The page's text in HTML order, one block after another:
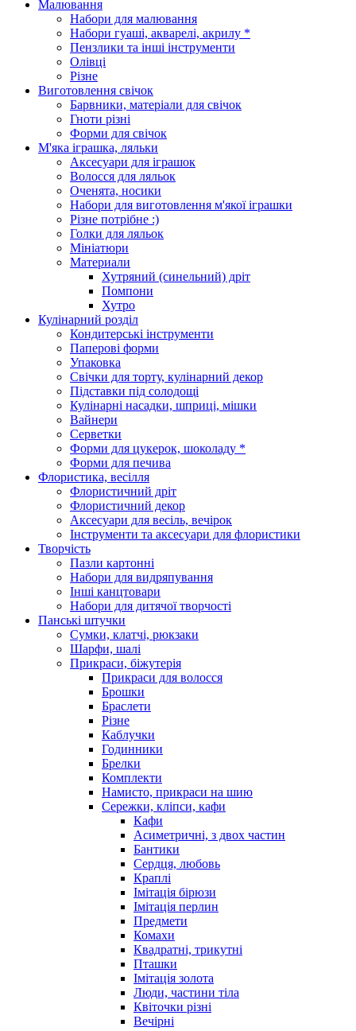
Малювання
Набори для малювання
Набори гуаші, акварелі, акрилу *
Пензлики та інші інструменти
Олівці
Різне
Виготовлення свічок
Барвники, матеріали для свічок
Гноти різні
Форми для свічок
М'яка іграшка, ляльки
Аксесуари для іграшок
Волосся для ляльок
Оченята, носики
Набори для виготовлення м'якої іграшки
Різне потрібне :)
Голки для ляльок
Мініатюри
Материали
Хутряний (синельний) дріт
Помпони
Хутро
Кулінарний розділ
Кондитерські інструменти
Паперові форми
Упаковка
Свічки для торту, кулінарний декор
Підставки під солодощі
Кулінарні насадки, шприці, мішки
Вайнери
Серветки
Форми для цукерок, шоколаду *
Форми для печива
Флористика, весілля
Флористичний дріт
Флористичний декор
Аксесуари для весіль, вечірок
Інструменти та аксесуари для флористики
Творчість
Пазли картонні
Набори для видряпування
Інші канцтовари
Набори для дитячої творчості
Панські штучки
Сумки, клатчі, рюкзаки
Шарфи, шалі
Прикраси, біжутерія
Прикраси для волосся
Брошки
Браслети
Різне
Каблучки
Годинники
Брелки
Комплекти
Намисто, прикраси на шию
Сережки, кліпси, кафи
Кафи
Асиметричні, з двох частин
Бантики
Сердця, любовь
Краплі
Імітація бірюзи
Імітація перлин
Предмети
Комахи
Квадратні, трикутні
Пташки
Імітація золота
Люди, частини тіла
Квіточки різні
Вечірні